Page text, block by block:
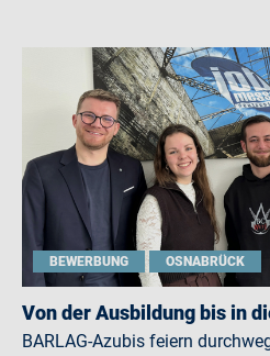
BEWERBUNG OSNABRÜCK
Von der Ausbildung bis in
BARLAG-Azubis feiern